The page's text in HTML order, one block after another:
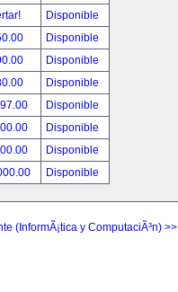
Disponible
Disponible
Disponible
Disponible
Disponible
Disponible
Disponible
Disponible
(InformÃ¡tica y ComputaciÃ³n) >>